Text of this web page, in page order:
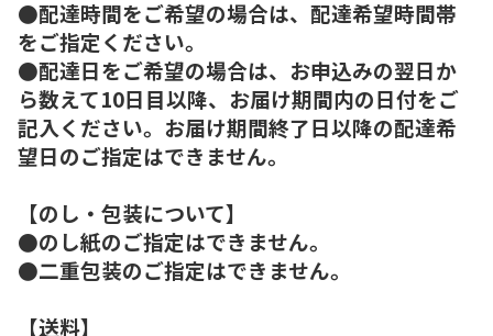
●配達時間をご希望の場合は、配達希望時間帯
をご指定ください。
●配達日をご希望の場合は、お申込みの翌日か
ら数えて10日目以降、お届け期間内の日付をご
記入ください。お届け期間終了日以降の配達希
望日のご指定はできません。
【のし・包装について】
●のし紙のご指定はできません。
●二重包装のご指定はできません。
【送料】